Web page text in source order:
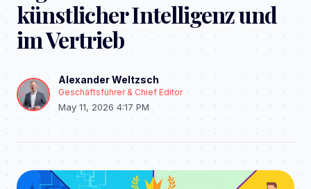
künstlicher Intelligenz und
im Vertrieb
Alexander Weltzsch
Geschäftsführer & Chief Editor
May 11, 2026 4:17 PM